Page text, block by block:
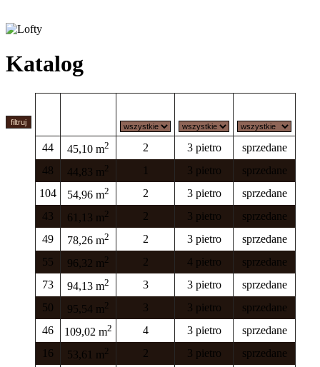
Katalog
44 45,10 m2 2 3 pietro
sprzedane
48
44,83 m2 1 3 pietro
sprzedane
104
54,96 m2 2 3 pietro
sprzedane
43
61,13 m2 2 3 pietro
sprzedane
49
78,26 m2 2 3 pietro
sprzedane
55
96,32 m2 2 4 pietro
sprzedane
73
94,13 m2 3 3 pietro
sprzedane
50
95,54 m2 3 3 pietro
sprzedane
46
109,02 m2 4 3 pietro
sprzedane
16
53,61 m2 2 3 pietro
sprzedane